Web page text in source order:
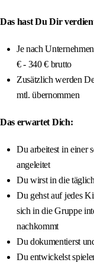
Das hast Du Dir
Je nach
€ - 340 € brutto
Zusätzlich werden
mtl. übernommen
Das erwartet Dich:
Du arbeitest in einer
angeleitet
Du wirst in die
Du gehst auf jedes
sich in die Gruppe
nachkommt
Du dokumentierst
Du entwickelst